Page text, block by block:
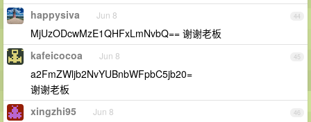
44
happysiva Jun 8
MjUzODcwMzE1QHFxLmNvbQ== 谢谢老板
45
kafeicocoa Jun 8
a2FmZWljb2NvYUBnbWFpbC5jb20=
谢谢老板
46
xingzhi95 Jun 8